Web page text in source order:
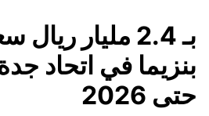
بـ 2.4 مليار
بنزيما في اتحاد
حتى 2026